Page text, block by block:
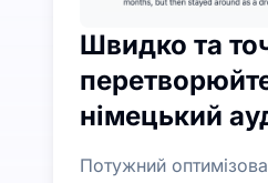
Швидко та
німецький
Потужний